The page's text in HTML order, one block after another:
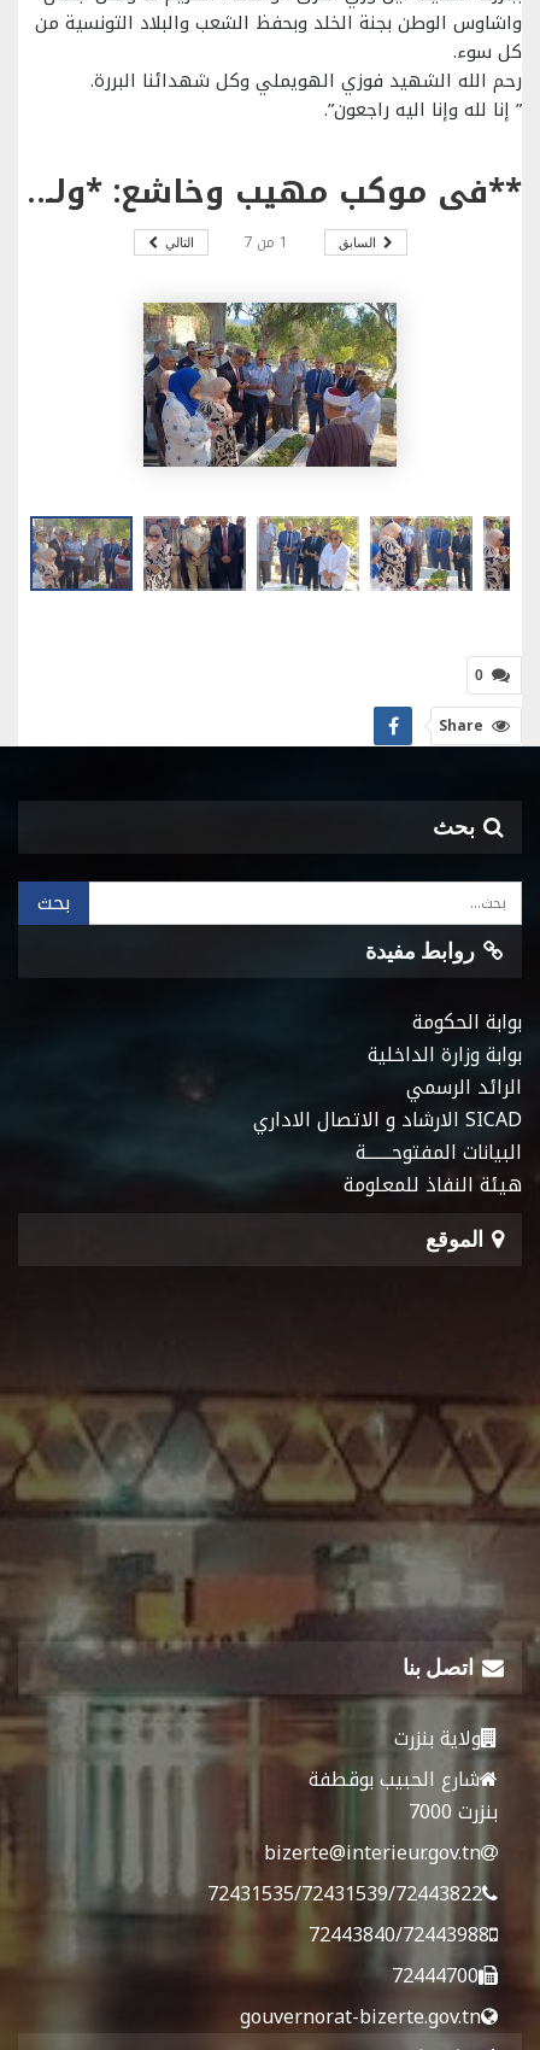
واشاوس الوطن بجنة الخلد وبحفظ الشعب والبلاد التونسية من
كل سوء.
رحم الله الشهيد فوزي الهويملي وكل شهدائنا البررة.
” إنا لله وإنا اليه راجعون”.
**في موكب مهيب وخاشع: *ولاية بنزرت تحيي الذكرى السابعة لاستشهاد البطل الوطني المقدم فوزي الهويملي رحمه الله.
السابق 1 من 7 التالي
0
Share
بحث
روابط مفيدة
بوابة الحكومة
بوابة وزارة الداخلية
الرائد الرسمي
SICAD الارشاد و الاتصال الاداري
البيانات المفتوحـــــــة
هيئة النفاذ للمعلومة
الموقع
اتصل بنا
ولاية بنزرت
شارع الحبيب بوقطفة
بنزرت 7000
bizerte@interieur.gov.tn
72431535/72431539/72443822
72443840/72443988
72444700
gouvernorat-bizerte.gov.tn